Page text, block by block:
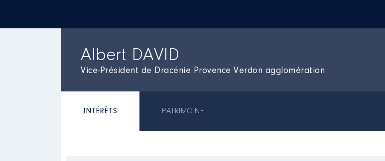
Albert DAVID
Vice-Président de Dracénie Provence Verdon agglomération
INTÉRÊTS PATRIMOINE